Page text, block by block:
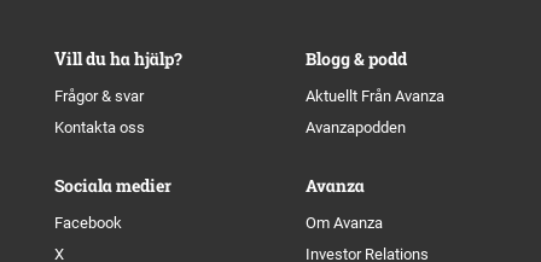
Vill du ha hjälp?
Frågor & svar
Kontakta oss
Blogg & podd
Aktuellt Från Avanza
Avanzapodden
Sociala medier
Facebook
X
Avanza
Om Avanza
Investor Relations